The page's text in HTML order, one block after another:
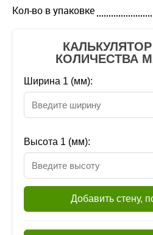
Кол-во в упаковке
КОЛИЧЕСТВА
Ширина 1 (мм):
Высота 1 (мм):
Добавить стену,